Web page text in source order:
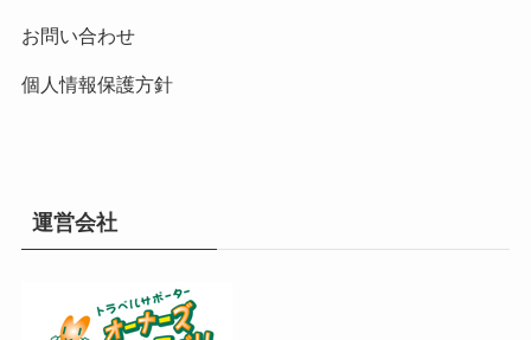
お問い合わせ
個人情報保護方針
運営会社